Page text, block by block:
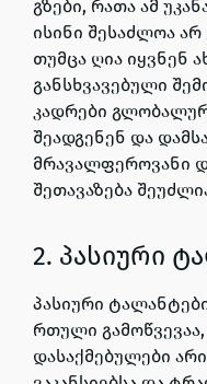
გზები, რათა ამ
ისინი შესაძლოა არ
თუმცა ღია იყვნენ
განსხვავებული
კადრები
შეადგენენ და
მრავალფეროვანი
შეთავაზება
2. პასიური
პასიური
რთული
დასაქმებულები